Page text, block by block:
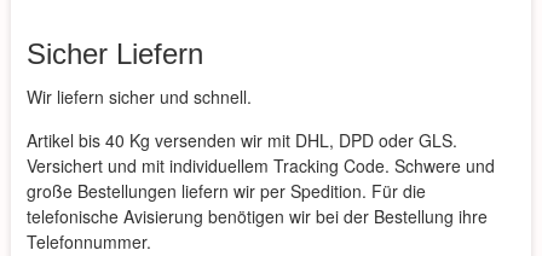
Sicher Liefern
Wir liefern sicher und schnell.
Artikel bis 40 Kg versenden wir mit DHL, DPD oder GLS.
Versichert und mit individuellem Tracking Code. Schwere und
große Bestellungen liefern wir per Spedition. Für die
telefonische Avisierung benötigen wir bei der Bestellung ihre
Telefonnummer.